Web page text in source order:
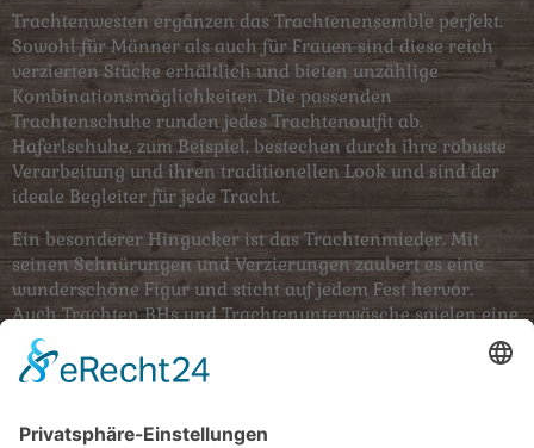
Trachtenwesten ergänzen das Trachtenensemble perfekt.
Sowohl für Männer als auch für Frauen sind diese reich
verzierten Stücke erhältlich und bieten unzählige
Kombinationsmöglichkeiten. Die passenden
Trachtenschuhe runden jedes Trachtenoutfit ab.
Haferlschuhe, zum Beispiel, bestechen durch ihre robuste
Verarbeitung und ihren traditionellen Look und sind der
ideale Begleiter für jede Tracht.
Ein besonderer Hingucker ist das Trachtenmieder. Mit
seinen Schnürungen und Verzierungen zaubert es eine
wunderschöne Figur und sticht auf jedem Fest hervor.
Auch Trachten BHs und Trachtenunterwäsche spielen eine
wichtige Rolle. Diese spezielle Unterwäsche bietet nicht
nur praktischen Nutzen, sondern sorgt auch dafür, dass
sich das Trachtenoutfit optimal trägt und präsentiert.
Moderne Designer kombinieren heute traditionelle